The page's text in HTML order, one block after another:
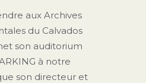
aux Archives
du Calvados
son auditorium
à notre
son directeur et